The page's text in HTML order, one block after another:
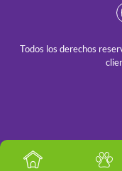
Todos los derechos